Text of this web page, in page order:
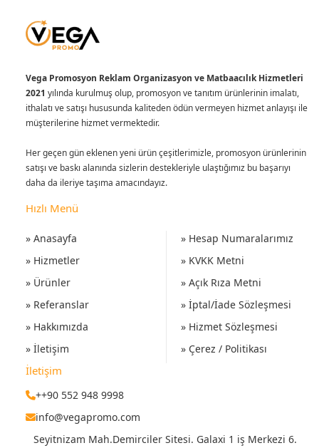
Vega Promosyon Reklam Organizasyon ve Matbaacılık Hizmetleri
2021 yılında kurulmuş olup, promosyon ve tanıtım ürünlerinin imalatı,
ithalatı ve satışı hususunda kaliteden ödün vermeyen hizmet anlayışı ile
müşterilerine hizmet vermektedir.
Her geçen gün eklenen yeni ürün çeşitlerimizle, promosyon ürünlerinin
satışı ve baskı alanında sizlerin destekleriyle ulaştığımız bu başarıyı
daha da ileriye taşıma amacındayız.
Hızlı Menü
» Anasayfa
» Hizmetler
» Ürünler
» Referanslar
» Hakkımızda
» İletişim
» Hesap Numaralarımız
» KVKK Metni
» Açık Rıza Metni
» İptal/İade Sözleşmesi
» Hizmet Sözleşmesi
» Çerez / Politikası
İletişim
++90 552 948 9998
info@vegapromo.com
Seyitnizam Mah.Demirciler Sitesi. Galaxi 1 iş Merkezi 6.